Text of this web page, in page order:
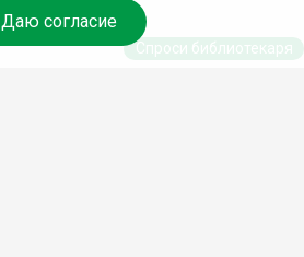
Даю согласие
Спроси библиотекаря